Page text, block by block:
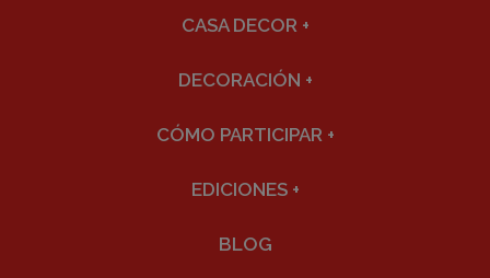
CASA DECOR +
DECORACIÓN +
CÓMO PARTICIPAR +
EDICIONES +
BLOG